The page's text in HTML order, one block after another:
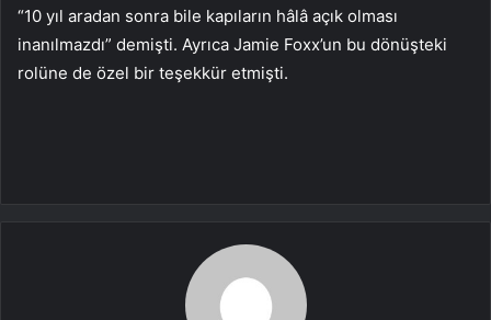
“10 yıl aradan sonra bile kapıların hâlâ açık olması
inanılmazdı” demişti. Ayrıca Jamie Foxx’un bu dönüşteki
rolüne de özel bir teşekkür etmişti.